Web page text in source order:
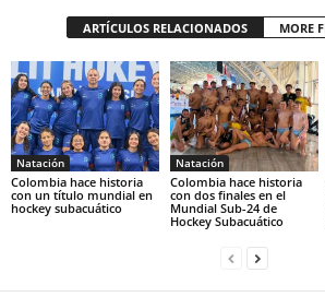
ARTÍCULOS RELACIONADOS MORE
Natación
Colombia hace historia
con un título mundial en
hockey subacuático
Natación
Colombia hace historia
con dos finales en el
Mundial Sub-24 de
Hockey Subacuático